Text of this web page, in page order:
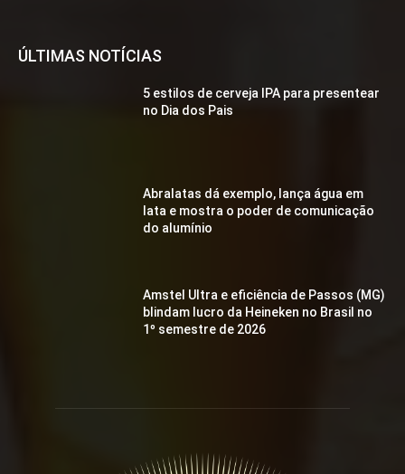
ÚLTIMAS NOTÍCIAS
5 estilos de cerveja IPA para presentear
no Dia dos Pais
Abralatas dá exemplo, lança água em
lata e mostra o poder de comunicação
do alumínio
Amstel Ultra e eficiência de Passos (MG)
blindam lucro da Heineken no Brasil no
1º semestre de 2026